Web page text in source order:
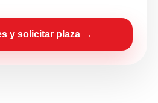
y solicitar plaza →